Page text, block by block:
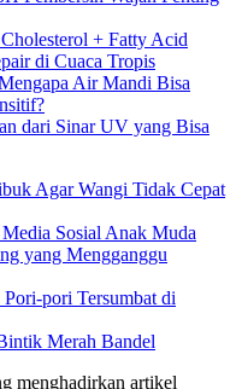
+ Fatty Acid
di Cuaca Tropis
Air Mandi Bisa
dari Sinar UV yang Bisa
Agar Wangi Tidak Cepat
Sosial Anak Muda
yang Mengganggu
pori Tersumbat di
Merah Bandel
menghadirkan artikel